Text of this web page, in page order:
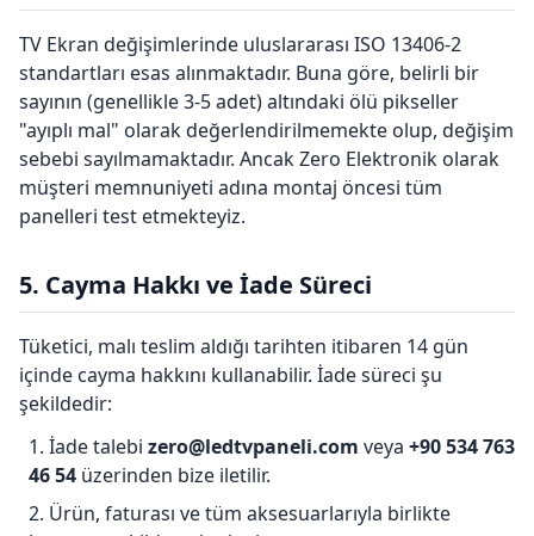
TV Ekran değişimlerinde uluslararası ISO 13406-2
standartları esas alınmaktadır. Buna göre, belirli bir
sayının (genellikle 3-5 adet) altındaki ölü pikseller
"ayıplı mal" olarak değerlendirilmemekte olup, değişim
sebebi sayılmamaktadır. Ancak Zero Elektronik olarak
müşteri memnuniyeti adına montaj öncesi tüm
panelleri test etmekteyiz.
5. Cayma Hakkı ve İade Süreci
Tüketici, malı teslim aldığı tarihten itibaren 14 gün
içinde cayma hakkını kullanabilir. İade süreci şu
şekildedir:
İade talebi zero@ledtvpaneli.com veya +90 534 763
46 54 üzerinden bize iletilir.
Ürün, faturası ve tüm aksesuarlarıyla birlikte